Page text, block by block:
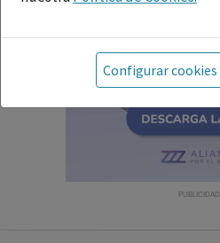
Toda la información incluida en
referida a productos del
tanto, dirigida a
facultados para prescribir o
con ejercicio profesional. La
fármacos se facilita a título
Configurar cookies
PUBLICIDAD